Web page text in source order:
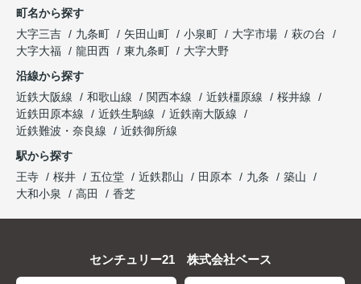
町名から探す
大字三吉
九条町 矢田山町 小泉町 大字市場
萩の台
大字大福
龍田西 東九条町
大字大野
沿線から探す
近鉄大阪線
和歌山線 関西本線 近鉄橿原線
桜井線
近鉄田原本線
近鉄生駒線
近鉄南大阪線
近鉄難波・奈良線
近鉄御所線
駅から探す
王寺
桜井 五位堂 近鉄郡山 田原本 九条
築山
大和小泉
高田 香芝
センチュリー21 株式会社ベース